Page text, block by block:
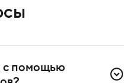
с помощью